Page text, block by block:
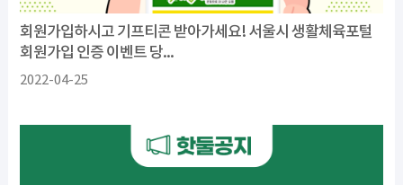
회원가입하시고 기프티콘 받아가세요! 서울시 생활체육포털
회원가입 인증 이벤트 당...
2022-04-25